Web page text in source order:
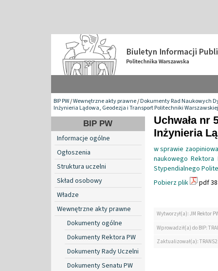
BIP PW/Wewnętrzne akty prawne/Dokumenty Rad Naukowych
Inżynieria Lądowa, Geodezja i Transport Politechniki Warszawskiej
BIP PW
Informacje ogólne
Ogłoszenia
Struktura uczelni
Skład osobowy
Władze
Wewnętrzne akty prawne
Dokumenty ogólne
Dokumenty Rektora PW
Dokumenty Rady Uczelni
Dokumenty Senatu PW
Uchwała nr
Inżynieria
w sprawie
naukowego Rektora
Stypendialnego
Pobierz plik
pdf
Wytworzył(a): JM Rektor
Wprowadził(a) do BIP:
Zaktualizował(a):